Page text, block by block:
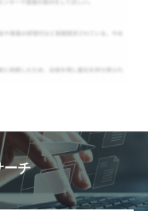
ーチ